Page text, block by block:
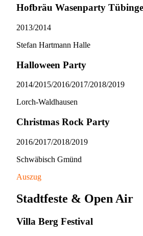
Hofbräu Wasenparty
2013/​2014
Stefan Hartmann Halle
Halloween Party
2014/​2015/​2016/​2017/​2018/​2019
Lorch-Waldhausen
Christmas Rock Party
2016/​2017/​2018/​2019
Schwäbisch Gmünd
Auszug
Stadtfeste & Open Air
Villa Berg Festival